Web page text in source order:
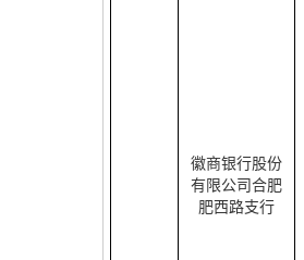
徽商银行股份
有限公司合肥
肥西路支行